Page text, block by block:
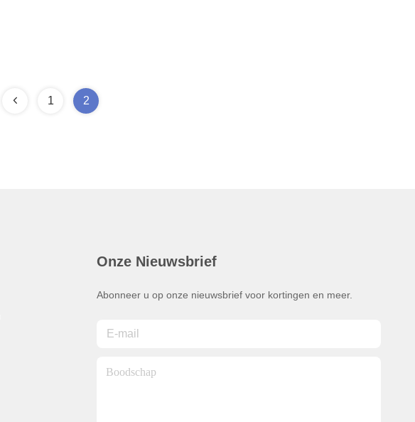
1 2
Onze Nieuwsbrief
Abonneer u op onze nieuwsbrief voor kortingen en meer.